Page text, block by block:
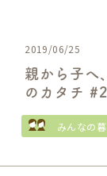
2019/06/25
親から子へ
のカタチ #2
みんなの